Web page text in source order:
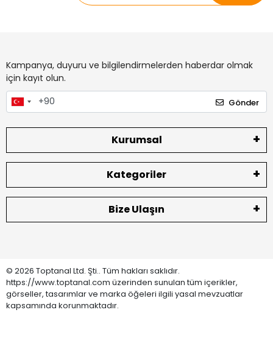
Kampanya, duyuru ve bilgilendirmelerden haberdar olmak
için kayıt olun.
Gönder
Kurumsal
Kategoriler
Bize Ulaşın
© 2026 Toptanal Ltd. Şti.. Tüm hakları saklıdır.
https://www.toptanal.com üzerinden sunulan tüm içerikler,
görseller, tasarımlar ve marka öğeleri ilgili yasal mevzuatlar
kapsamında korunmaktadır.